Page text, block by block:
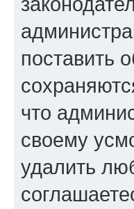
поставить
что
своему
удалить